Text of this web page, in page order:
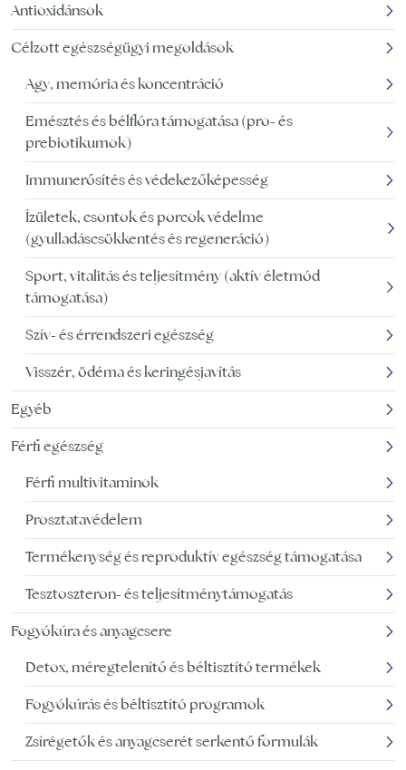
Antioxidánsok
Célzott egészségügyi megoldások
Agy, memória és koncentráció
Emésztés és bélflóra támogatása (pro- és
prebiotikumok)
Immunerősítés és védekezőképesség
Ízületek, csontok és porcok védelme
(gyulladáscsökkentés és regeneráció)
Sport, vitalitás és teljesítmény (aktív életmód
támogatása)
Szív- és érrendszeri egészség
Visszér, ödéma és keringésjavítás
Egyéb
Férfi egészség
Férfi multivitaminok
Prosztatavédelem
Termékenység és reproduktív egészség támogatása
Tesztoszteron- és teljesítménytámogatás
Fogyókúra és anyagcsere
Detox, méregtelenítő és béltisztító termékek
Fogyókúrás és béltisztító programok
Zsírégetők és anyagcserét serkentő formulák